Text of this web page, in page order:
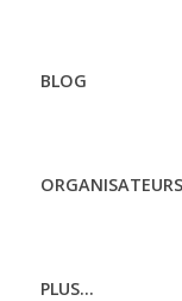
BLOG
ORGANISATEURS
PLUS...